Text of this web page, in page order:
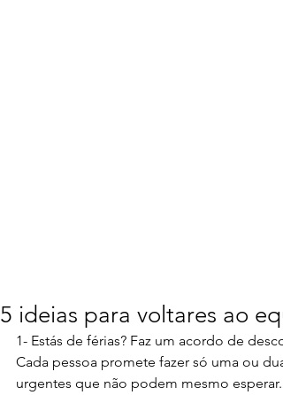
5 ideias para voltares ao
1- Estás de férias? Faz um acordo de
Cada pessoa promete fazer só uma ou
urgentes que não podem mesmo